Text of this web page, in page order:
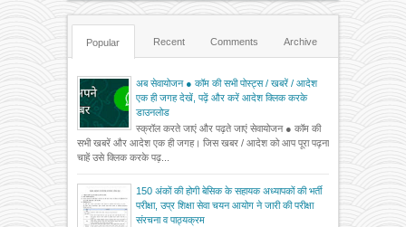
Popular Recent Comments Archive
अब सेवायोजन ● कॉम की सभी पोस्ट्स / खबरें / आदेश
एक ही जगह देखें, पढ़ें और करें आदेश क्लिक करके
डाउनलोड
स्क्रॉल करते जाएं और पढ़ते जाएं सेवायोजन ● कॉम की
सभी खबरें और आदेश एक ही जगह। जिस खबर / आदेश को आप पूरा पढ़ना
चाहें उसे क्लिक करके पढ़...
150 अंकों की होगी बेसिक के सहायक अध्यापकों की भर्ती
परीक्षा, उप्र शिक्षा सेवा चयन आयोग ने जारी की परीक्षा
संरचना व पाठ्यक्रम